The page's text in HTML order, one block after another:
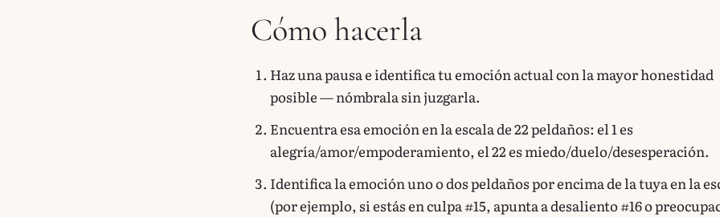
Cómo hacerla
Haz una pausa e identifica tu emoción actual con la mayor honestidad
posible — nómbrala sin juzgarla.
Encuentra esa emoción en la escala de 22 peldaños: el 1 es
alegría/amor/empoderamiento, el 22 es miedo/duelo/desesperación.
Identifica la emoción uno o dos peldaños por encima de la tuya en la
(por ejemplo, si estás en culpa #15, apunta a desaliento #16 o